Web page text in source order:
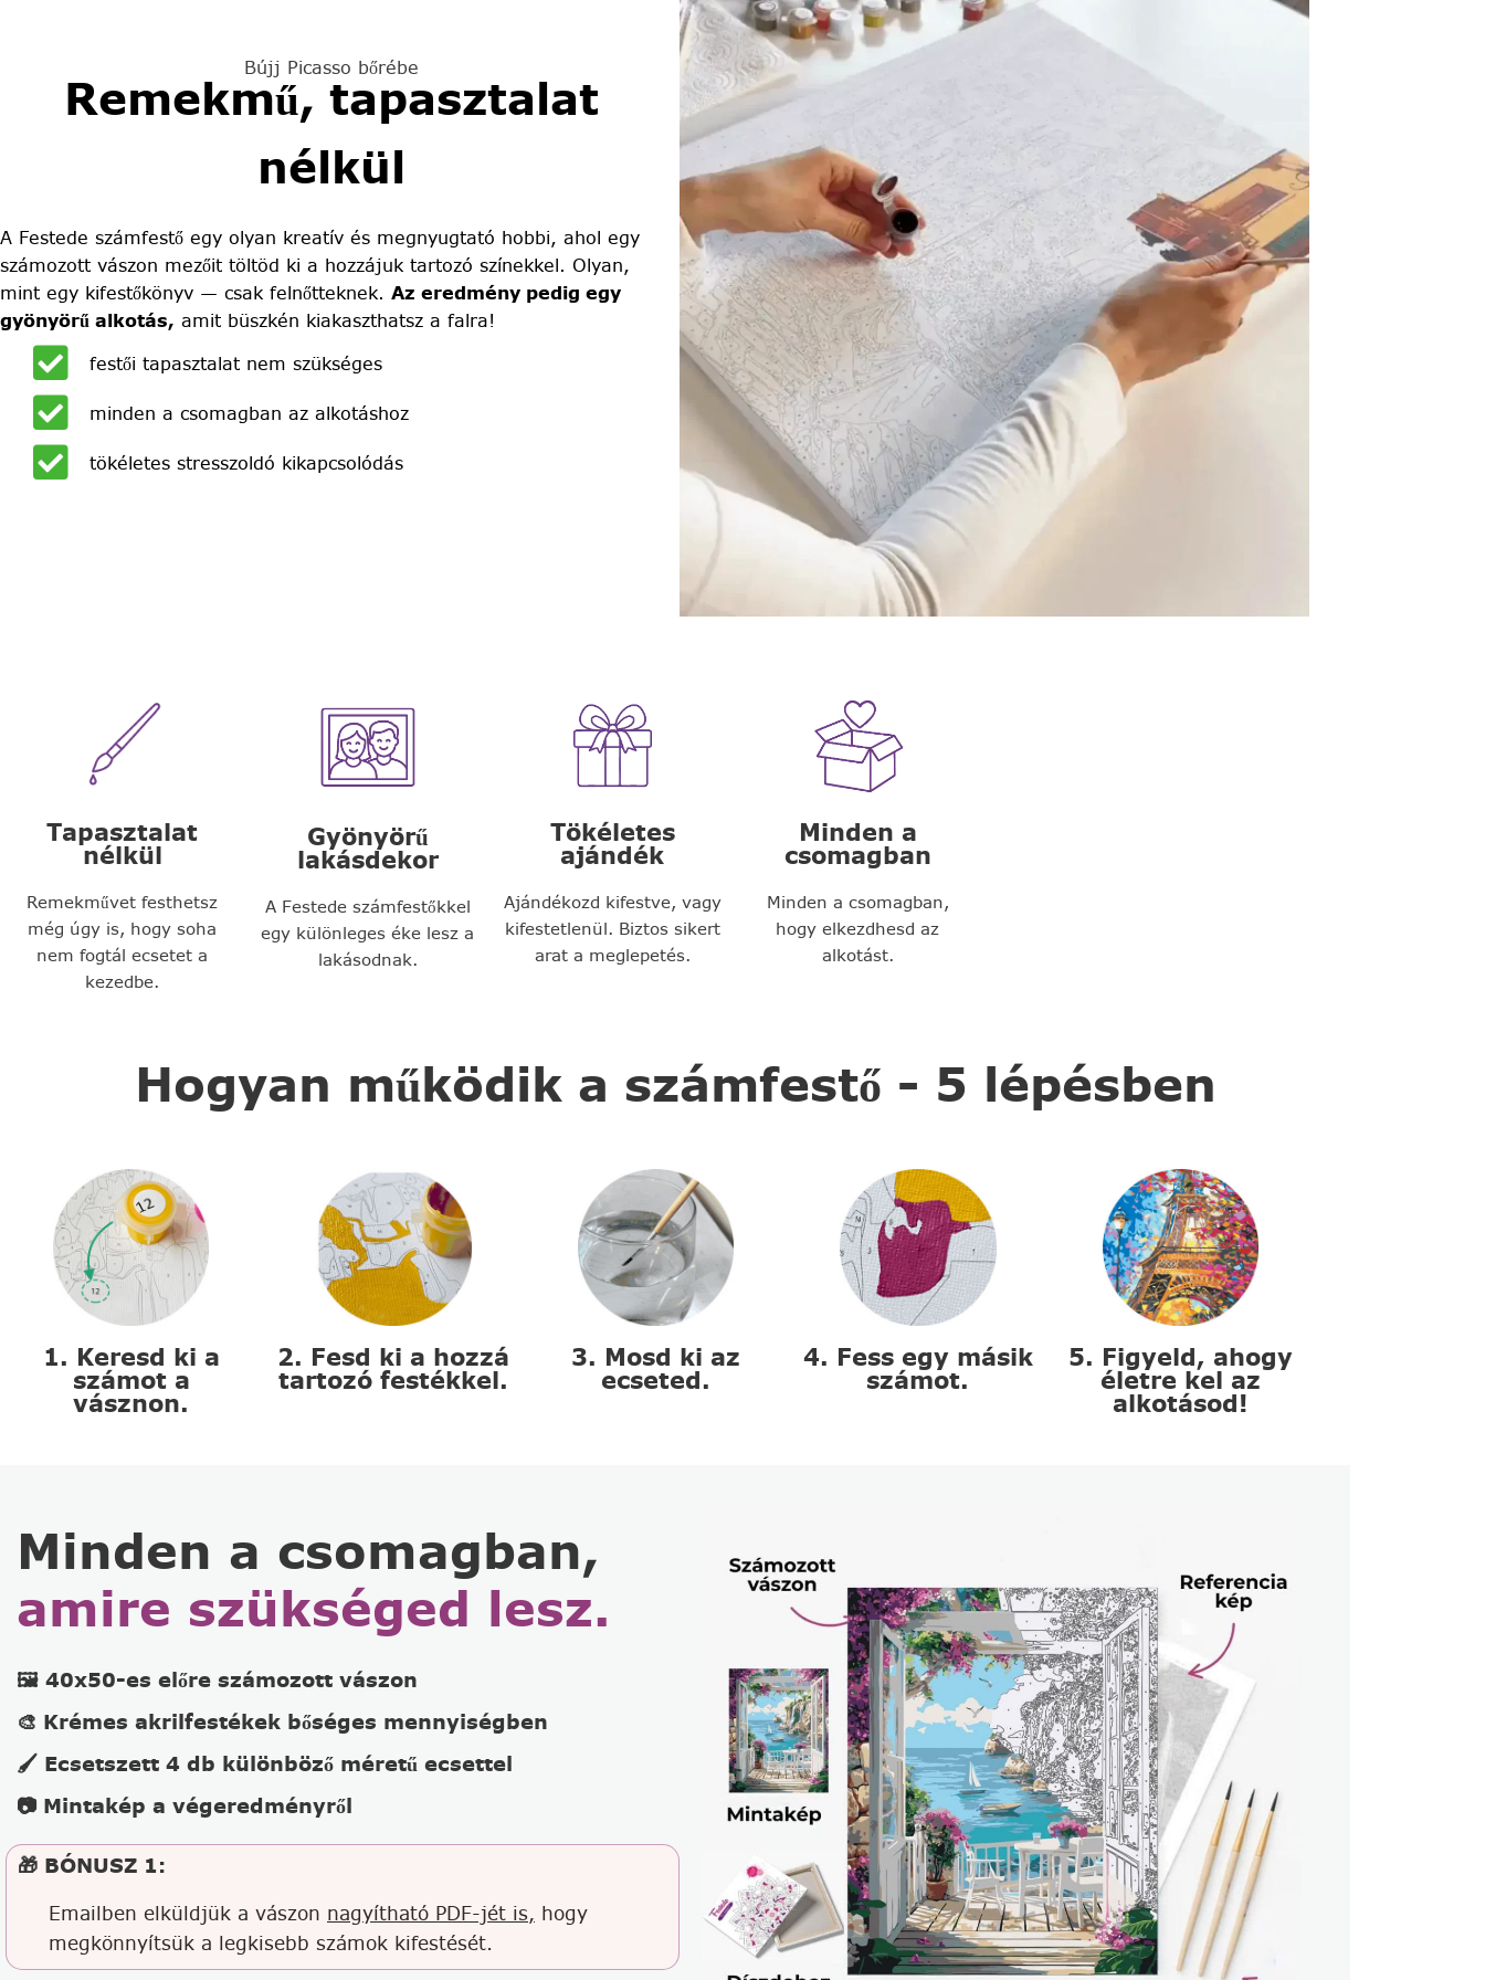
Bújj Picasso bőrébe
Remekmű, tapasztalat
nélkül
A Festede számfestő egy olyan kreatív és megnyugtató hobbi, ahol egy
számozott vászon mezőit töltöd ki a hozzájuk tartozó színekkel. Olyan,
mint egy kifestőkönyv — csak felnőtteknek. Az eredmény pedig egy
gyönyörű alkotás, amit büszkén kiakaszthatsz a falra!
festői tapasztalat nem szükséges
minden a csomagban az alkotáshoz
tökéletes stresszoldó kikapcsolódás
Tapasztalat
nélkül
Remekművet festhetsz
még úgy is, hogy soha
nem fogtál ecsetet a
kezedbe.
Gyönyörű
lakásdekor
A Festede számfestőkkel
egy különleges éke lesz a
lakásodnak.
Tökéletes
ajándék
Ajándékozd kifestve, vagy
kifestetlenül. Biztos sikert
arat a meglepetés.
Minden a
csomagban
Minden a csomagban,
hogy elkezdhesd az
alkotást.
Hogyan működik a számfestő - 5 lépésben
1. Keresd ki a
számot a
vásznon.
2. Fesd ki a hozzá
tartozó festékkel.
3. Mosd ki az
ecseted.
4. Fess egy másik
számot.
5. Figyeld, ahogy
életre kel az
alkotásod!
Minden a csomagban,
amire szükséged lesz.
🖼️ 40x50-es előre számozott vászon
🎨 Krémes akrilfestékek bőséges mennyiségben
🖌️ Ecsetszett 4 db különböző méretű ecsettel
📷 Mintakép a végeredményről
🎁 BÓNUSZ 1:
Emailben elküldjük a vászon nagyítható PDF-jét is, hogy
megkönnyítsük a legkisebb számok kifestését.